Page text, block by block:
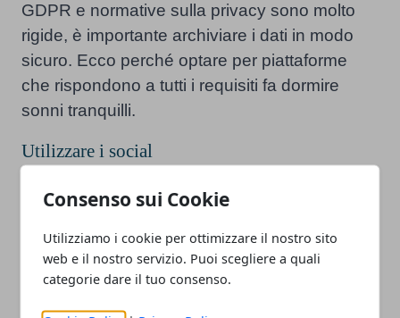
Consenso sui Cookie
Utilizziamo i cookie per ottimizzare il nostro sito
web e il nostro servizio. Puoi scegliere a quali
categorie dare il tuo consenso.
GDPR e normative sulla privacy sono molto
rigide, è importante archiviare i dati in modo
sicuro. Ecco perché optare per piattaforme
che rispondono a tutti i requisiti fa dormire
sonni tranquilli.
Utilizzare i social
Un ultimo consiglio? Oltre a tutto questo
possiamo sfruttare i social. Profili Instagram e
TikTok possono dare la giusta visibilità così da